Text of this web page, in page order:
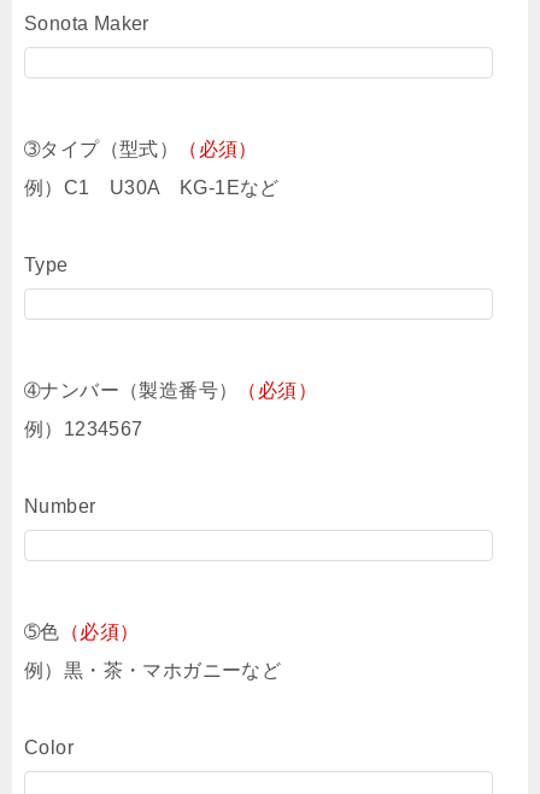
Sonota Maker
➂タイプ（型式）
（必須）
例）C1 U30A KG-1Eなど
Type
➃ナンバー（製造番号）
（必須）
例）1234567
Number
➄色 （必須）
例）黒・茶・マホガニーなど
Color